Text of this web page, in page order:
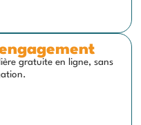
gratuite en ligne, sans